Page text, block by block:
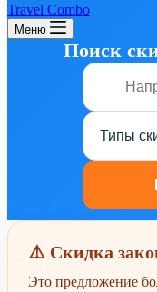
Travel Combo
Меню
Поиск
⚠️ Скидка
Это предложение